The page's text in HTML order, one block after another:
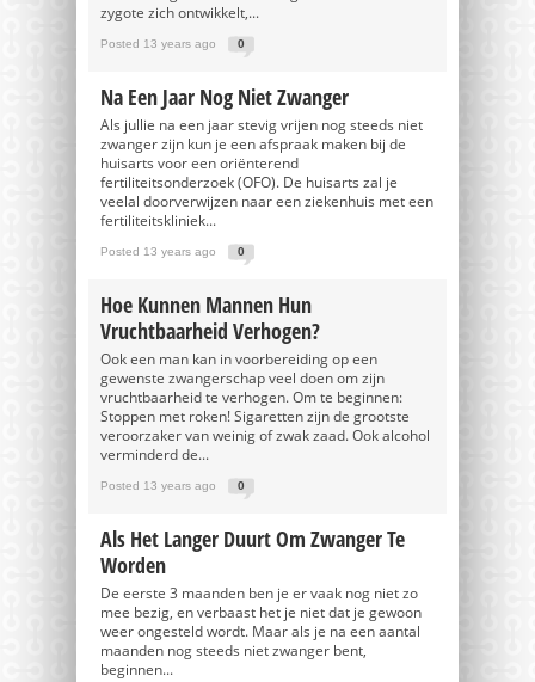
zygote zich ontwikkelt,...
Posted 13 years ago 0
Na Een Jaar Nog Niet Zwanger
Als jullie na een jaar stevig vrijen nog steeds niet
zwanger zijn kun je een afspraak maken bij de
huisarts voor een oriënterend
fertiliteitsonderzoek (OFO). De huisarts zal je
veelal doorverwijzen naar een ziekenhuis met een
fertiliteitskliniek...
Posted 13 years ago 0
Hoe Kunnen Mannen Hun
Vruchtbaarheid Verhogen?
Ook een man kan in voorbereiding op een
gewenste zwangerschap veel doen om zijn
vruchtbaarheid te verhogen. Om te beginnen:
Stoppen met roken! Sigaretten zijn de grootste
veroorzaker van weinig of zwak zaad. Ook alcohol
verminderd de...
Posted 13 years ago 0
Als Het Langer Duurt Om Zwanger Te
Worden
De eerste 3 maanden ben je er vaak nog niet zo
mee bezig, en verbaast het je niet dat je gewoon
weer ongesteld wordt. Maar als je na een aantal
maanden nog steeds niet zwanger bent,
beginnen...